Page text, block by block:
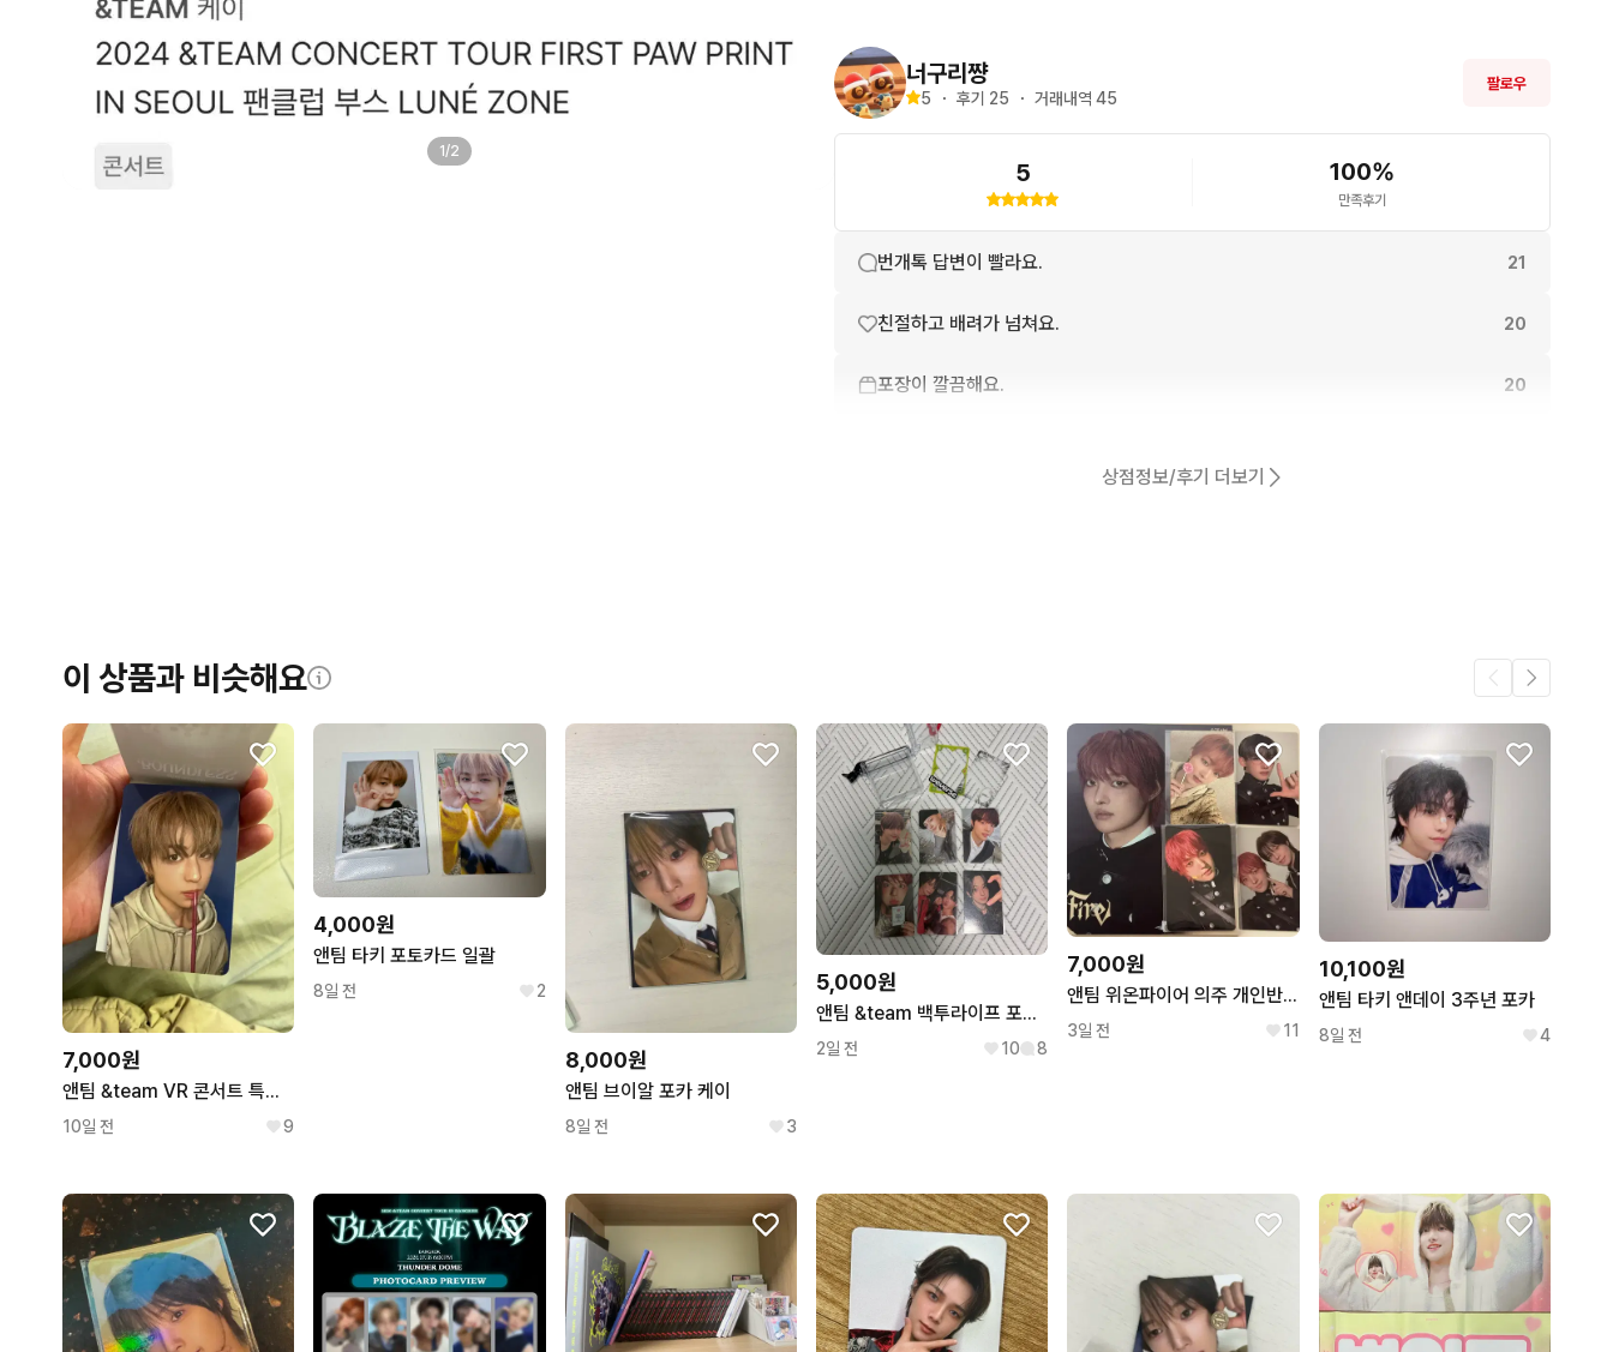
1/2
너구리쨩
5 ・ 후기 25 ・ 거래내역 45
팔로우
5 100%
만족후기
번개톡 답변이 빨라요. 21
친절하고 배려가 넘쳐요. 20
포장이 깔끔해요. 20
꼭 필요한 문의만 해요. 3
상점정보/후기 더보기
이 상품과 비슷해요
7,000원
앤팀 &team VR 콘서트 특전 포토카드 타키 TAKI 포카
10일 전 9
4,000원
앤팀 타키 포토카드 일괄
8일 전 2
8,000원
앤팀 브이알 포카 케이
8일 전 3
5,000원
앤팀 &team 백투라이프 포토카드
2일 전 10 8
7,000원
앤팀 위온파이어 의주 개인반 솔로반 케이 죠 포카 포토카드 앨범 분철
3일 전 11
10,100원
앤팀 타키 앤데이 3주년 포카
8일 전 4